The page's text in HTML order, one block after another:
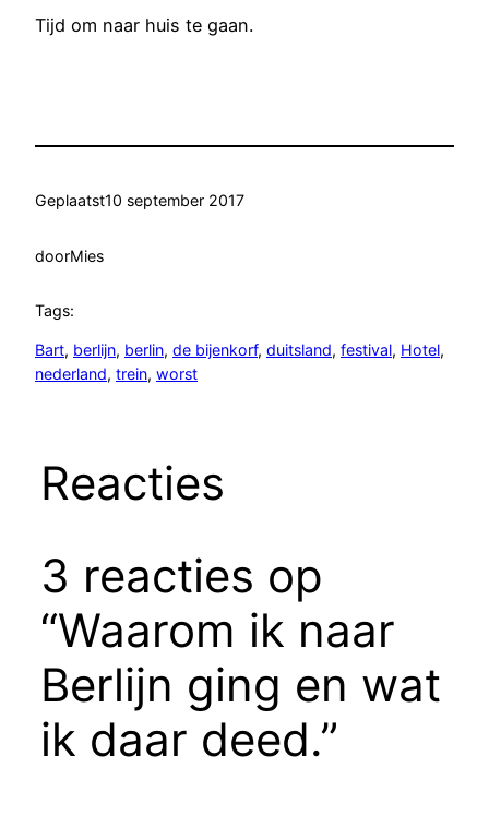
Tijd om naar huis te gaan.
Geplaatst10 september 2017
doorMies
Tags:
Bart, berlijn, berlin, de bijenkorf, duitsland, festival, Hotel
nederland, trein, worst
Reacties
3 reacties op
“Waarom ik naar
Berlijn ging en wat
ik daar deed.”